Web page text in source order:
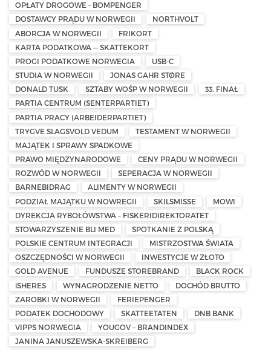
OPŁATY DROGOWE - BOMPENGER
DOSTAWCY PRĄDU W NORWEGII
NORTHVOLT
ABORCJA W NORWEGII
FRIKORT
KARTA PODATKOWA — SKATTEKORT
PROGI PODATKOWE NORWEGIA
USB-C
STUDIA W NORWEGII
JONAS GAHR STØRE
DONALD TUSK
SZTABY WOŚP W NORWEGII
33. FINAŁ
PARTIA CENTRUM (SENTERPARTIET)
PARTIA PRACY (ARBEIDERPARTIET)
TRYGVE SLAGSVOLD VEDUM
TESTAMENT W NORWEGII
MAJĄTEK I SPRAWY SPADKOWE
PRAWO MIĘDZYNARODOWE
CENY PRĄDU W NORWEGII
ROZWÓD W NORWEGII
SEPERACJA W NORWEGII
BARNEBIDRAG
ALIMENTY W NORWEGII
PODZIAŁ MAJĄTKU W NOWREGII
SKILSMISSE
MOWI
DYREKCJA RYBOŁÓWSTWA – FISKERIDIREKTORATET
STOWARZYSZENIE BLI MED
SPOTKANIE Z POLSKĄ
POLSKIE CENTRUM INTEGRACJI
MISTRZOSTWA ŚWIATA
OSZCZĘDNOŚCI W NORWEGII
INWESTYCJE W ZŁOTO
GOLD AVENUE
FUNDUSZE STOREBRAND
BLACK ROCK
iSHERES
WYNAGRODZENIE NETTO
DOCHÓD BRUTTO
ZAROBKI W NORWEGII
FERIEPENGER
PODATEK DOCHODOWY
SKATTEETATEN
DNB BANK
VIPPS NORWEGIA
YOUGOV – BRANDINDEX
JANINA JANUSZEWSKA-SKREIBERG